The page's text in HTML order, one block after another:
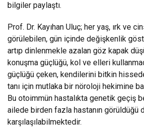
bilgiler paylaştı.
Prof. Dr. Kayıhan Uluç; her yaş, ırk ve
görülebilen, gün içinde değişkenlik
artıp dinlenmekle azalan göz kapak
konuşma güçlüğü, kol ve elleri
güçlüğü çeken, kendilerini bitkin
tanı için mutlaka bir nöroloji hekimine
Bu otoimmün hastalıkta genetik geçiş
ailede birden fazla hastanın görüldüğü
karşılaşılabilmektedir.